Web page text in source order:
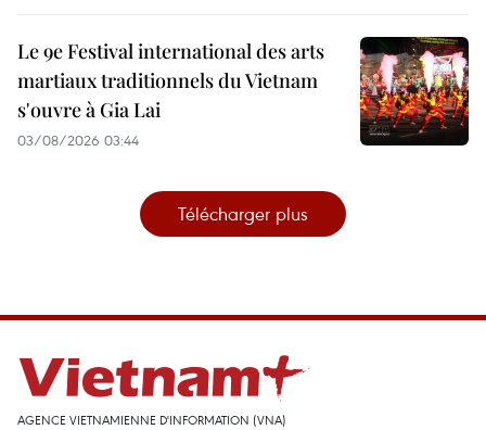
Le 9e Festival international des arts
martiaux traditionnels du Vietnam
s'ouvre à Gia Lai
03/08/2026 03:44
Télécharger plus
AGENCE VIETNAMIENNE D'INFORMATION (VNA)